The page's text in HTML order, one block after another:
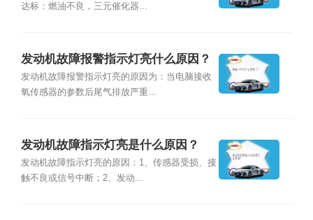
达标：燃油不良，三元催化器...
发动机故障报警指示灯亮什么原因？
发动机故障报警指示灯亮的原因为：当电脑接收
氧传感器的参数后尾气排放严重...
发动机故障指示灯亮是什么原因？
发动机故障指示灯亮的原因：1、传感器受损、接
触不良或信号中断；2、发动...